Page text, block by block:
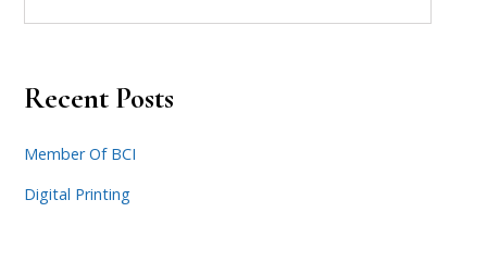
Recent Posts
Member Of BCI
Digital Printing